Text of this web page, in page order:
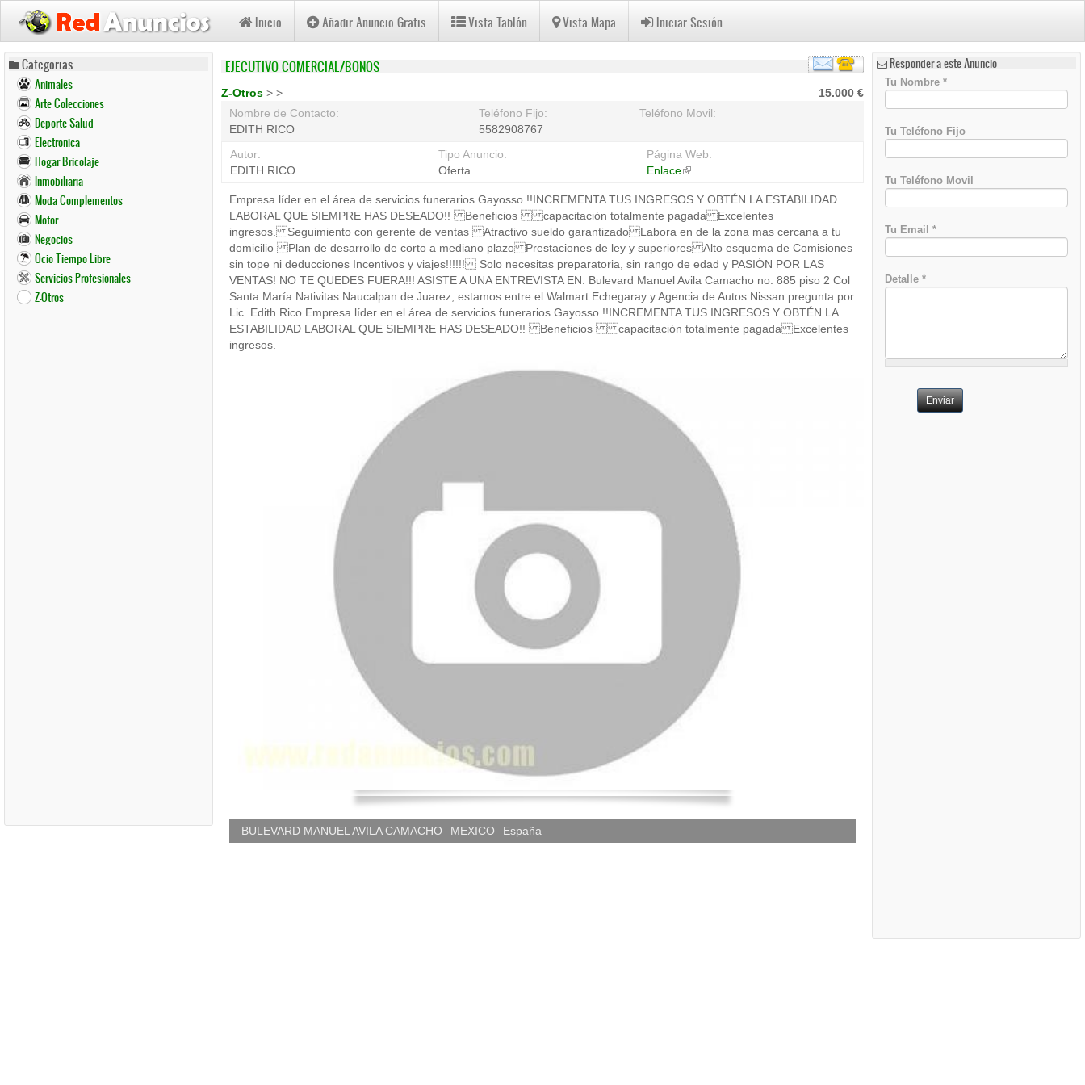
Pasar
contenido
principal
Inicio Añadir Anuncio Gratis Vista Tablón Vista Mapa Iniciar Sesión
Categorias
Animales
Arte Colecciones
Deporte Salud
Electronica
Hogar Bricolaje
Inmobiliaria
Moda Complementos
Motor
Negocios
Ocio Tiempo Libre
Servicios Profesionales
Z-Otros
EJECUTIVO COMERCIAL/BONOS
15.000 €
Z-Otros > >
Nombre de Contacto:
EDITH RICO
Teléfono Fijo:
5582908767
Teléfono Movil:
Autor:
EDITH RICO
Tipo Anuncio:
Oferta
Página Web:
Enlace(link
external)
Empresa líder en el área de servicios funerarios Gayosso !!INCREMENTA TUS INGRESOS Y OBTÉN LA ESTABILIDAD
LABORAL QUE SIEMPRE HAS DESEADO!! Beneficios capacitación totalmente pagada Excelentes
ingresos. Seguimiento con gerente de ventas Atractivo sueldo garantizado Labora en de la zona mas cercana a tu
domicilio Plan de desarrollo de corto a mediano plazo Prestaciones de ley y superiores Alto esquema de Comisiones
sin tope ni deducciones Incentivos y viajes!!!!!! Solo necesitas preparatoria, sin rango de edad y PASIÓN POR LAS
VENTAS! NO TE QUEDES FUERA!!! ASISTE A UNA ENTREVISTA EN: Bulevard Manuel Avila Camacho no. 885 piso 2 Col
Santa María Nativitas Naucalpan de Juarez, estamos entre el Walmart Echegaray y Agencia de Autos Nissan pregunta por
Lic. Edith Rico Empresa líder en el área de servicios funerarios Gayosso !!INCREMENTA TUS INGRESOS Y OBTÉN LA
ESTABILIDAD LABORAL QUE SIEMPRE HAS DESEADO!! Beneficios capacitación totalmente pagada Excelentes
ingresos.
BULEVARD MANUEL AVILA CAMACHO MEXICO España
Responder a este Anuncio
Tu Nombre*
Tu Teléfono Fijo
Tu Teléfono Movil
Tu Email*
Detalle*
Enviar